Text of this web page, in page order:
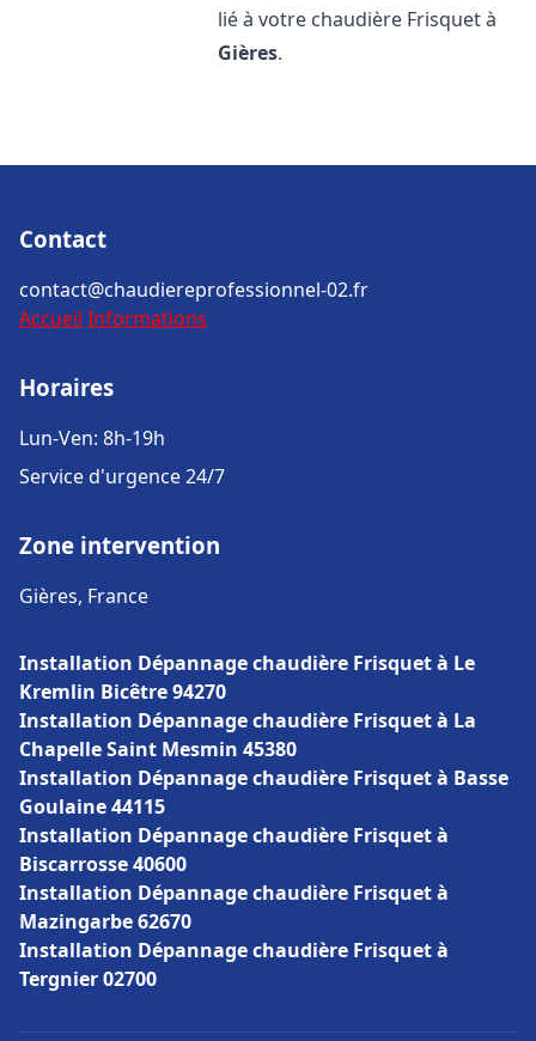
lié à votre chaudière Frisquet à
Gières.
Contact
contact@chaudiereprofessionnel-02.fr
Accueil Informations
Horaires
Lun-Ven: 8h-19h
Service d'urgence 24/7
Zone intervention
Gières, France
Installation Dépannage chaudière Frisquet à Le
Kremlin Bicêtre 94270
Installation Dépannage chaudière Frisquet à La
Chapelle Saint Mesmin 45380
Installation Dépannage chaudière Frisquet à Basse
Goulaine 44115
Installation Dépannage chaudière Frisquet à
Biscarrosse 40600
Installation Dépannage chaudière Frisquet à
Mazingarbe 62670
Installation Dépannage chaudière Frisquet à
Tergnier 02700